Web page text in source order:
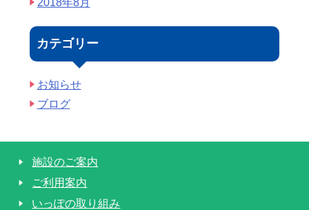
2018年8月
カテゴリー
お知らせ
ブログ
施設のご案内
ご利用案内
いっぽの取り組み